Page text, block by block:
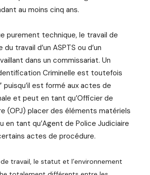
au moins cinq ans.
purement technique, le travail de
travail d’un ASPTS ou d’un
dans un commissariat. Un
Criminelle est toutefois
puisqu’il est formé aux actes de
et peut en tant qu’Officier de
(OPJ) placer des éléments matériels
en tant qu’Agent de Police Judiciaire
actes de procédure.
travail, le statut et l’environnement